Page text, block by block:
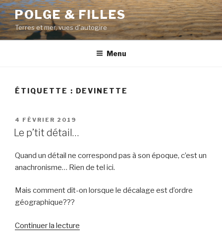
Aller
au
contenu
principal
POLGE & FILLES
Terres et mer, vues d'autogire
Menu
ÉTIQUETTE : DEVINETTE
PUBLIÉ
LE
4 FÉVRIER 2019
Le p’tit détail…
Quand un détail ne correspond pas à son époque, c’est un
anachronisme… Rien de tel ici.
Mais comment dit-on lorsque le décalage est d’ordre
géographique???
Continuer la lecture